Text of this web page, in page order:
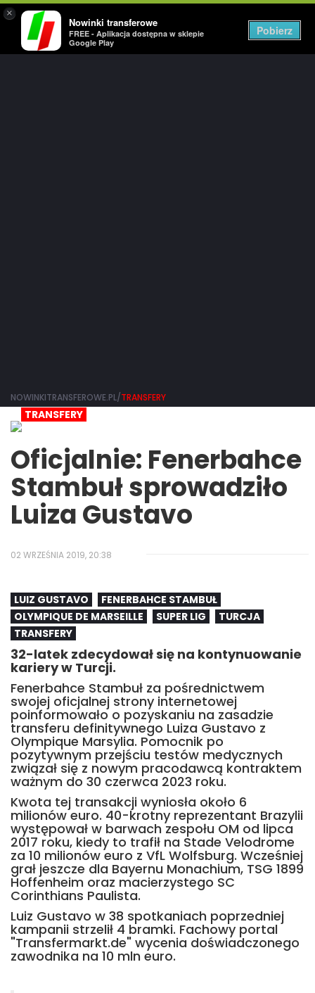
×
Nowinki transferowe
FREE - Aplikacja dostępna w sklepie
Google Play
Pobierz
NOWINKITRANSFEROWE.PL/TRANSFERY
TRANSFERY
Oficjalnie: Fenerbahce
Stambuł sprowadziło
Luiza Gustavo
02 WRZEŚNIA 2019, 20:38
LUIZ GUSTAVO
FENERBAHCE STAMBUŁ
OLYMPIQUE DE MARSEILLE
SUPER LIG
TURCJA
TRANSFERY
32-latek zdecydował się na kontynuowanie
kariery w Turcji.
Fenerbahce Stambuł za pośrednictwem
swojej oficjalnej strony internetowej
poinformowało o pozyskaniu na zasadzie
transferu definitywnego Luiza Gustavo z
Olympique Marsylia. Pomocnik po
pozytywnym przejściu testów medycznych
związał się z nowym pracodawcą kontraktem
ważnym do 30 czerwca 2023 roku.
Kwota tej transakcji wyniosła około 6
milionów euro. 40-krotny reprezentant Brazylii
występował w barwach zespołu OM od lipca
2017 roku, kiedy to trafił na Stade Velodrome
za 10 milionów euro z VfL Wolfsburg. Wcześniej
grał jeszcze dla Bayernu Monachium, TSG 1899
Hoffenheim oraz macierzystego SC
Corinthians Paulista.
Luiz Gustavo w 38 spotkaniach poprzedniej
kampanii strzelił 4 bramki. Fachowy portal
"Transfermarkt.de" wycenia doświadczonego
zawodnika na 10 mln euro.